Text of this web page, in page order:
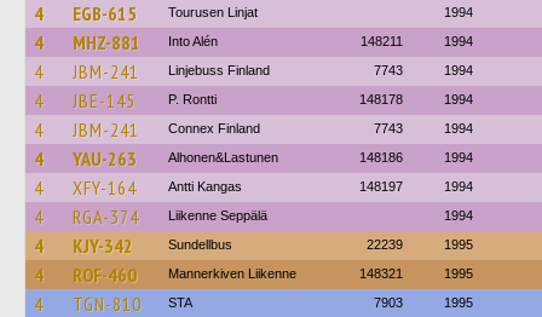
4 EGB-615 Tourusen Linjat 1994
4 MHZ-881 Into Alén 148211 1994
4 JBM-241 Linjebuss Finland 7743 1994
4 JBE-145 P. Rontti 148178 1994
4 JBM-241 Connex Finland 7743 1994
4 YAU-263 Alhonen&Lastunen 148186 1994
4 XFY-164 Antti Kangas 148197 1994
4 RGA-374 Liikenne Seppälä 1994
4 KJY-342 Sundellbus 22239 1995
4 ROF-460 Mannerkiven Liikenne 148321 1995
4 TGN-810 STA 7903 1995